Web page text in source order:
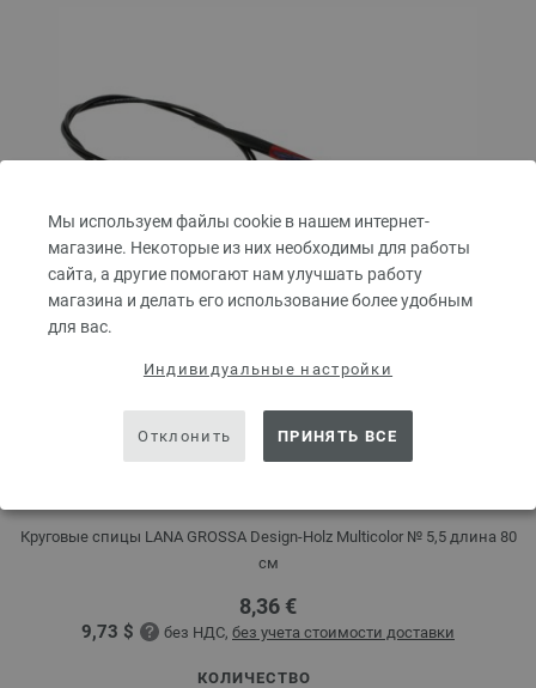
Мы используем файлы cookie в нашем интернет-
магазине. Некоторые из них необходимы для работы
сайта, а другие помогают нам улучшать работу
магазина и делать его использование более удобным
для вас.
Индивидуальные настройки
Отклонить ПРИНЯТЬ ВСЕ
Круговые спицы LANA GROSSA Design-Holz Multicolor № 5,5 длина 80
см
8,36 €
9,73 $ без НДС, без учета стоимости доставки
КОЛИЧЕСТВО